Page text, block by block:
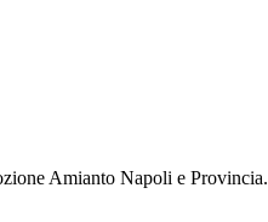
Amianto Napoli e Provincia.